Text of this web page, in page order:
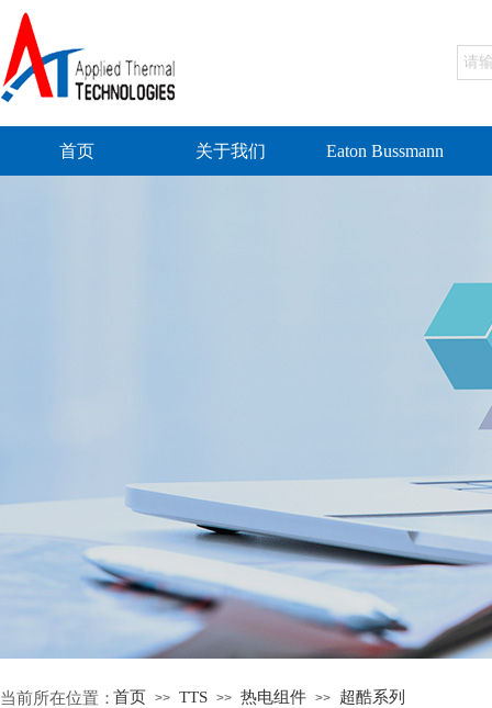
首页 关于我们 Eaton Bussmann
当前所在位置：首页 >> TTS >> 热电组件 >> 超酷系列